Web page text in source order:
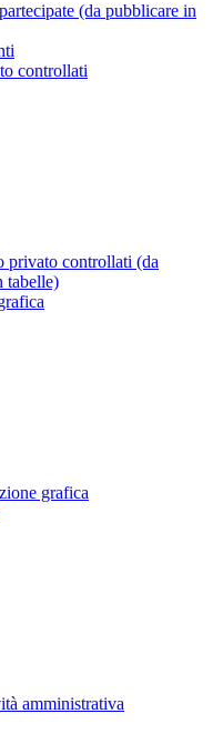
(da pubblicare in
controllati
privato controllati (da
tabelle)
grafica
amministrativa